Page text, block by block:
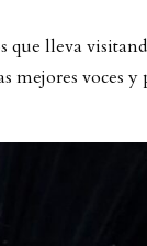
que lleva
voces y